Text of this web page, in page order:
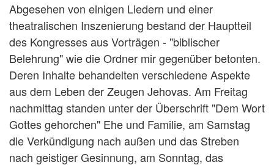
Abgesehen von einigen Liedern und einer
theatralischen Inszenierung bestand der Hauptteil
des Kongresses aus Vorträgen - "biblischer
Belehrung" wie die Ordner mir gegenüber betonten.
Deren Inhalte behandelten verschiedene Aspekte
aus dem Leben der Zeugen Jehovas. Am Freitag
nachmittag standen unter der Überschrift "Dem Wort
Gottes gehorchen" Ehe und Familie, am Samstag
die Verkündigung nach außen und das Streben
nach geistiger Gesinnung, am Sonntag, das